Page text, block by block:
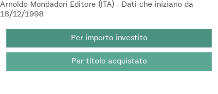
Arnoldo Mondadori Editore (ITA) - Dati che iniziano da
18/12/1998
Per importo investito
Per titolo acquistato